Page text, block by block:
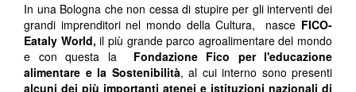
In una Bologna che non cessa di stupire per gli interventi dei
grandi imprenditori nel mondo della Cultura, nasce FICO-
Eataly World,il più grande parco agroalimentare del mondo
e con questa la Fondazione Fico per l'educazione
alimentare e la Sostenibilità, al cui interno sono presenti
alcuni dei più importanti atenei e istituzioni nazionali di